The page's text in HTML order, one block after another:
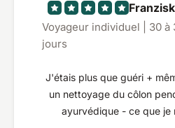
Voyageur individuel | 30 à
jours
J'étais plus que guéri +
un nettoyage du côlon
ayurvédique - ce que je